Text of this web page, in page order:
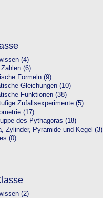
(4)
Zahlen (6)
Formeln (9)
Gleichungen (10)
Funktionen (38)
Zufallsexperimente (5)
(17)
des Pythagoras (18)
Zylinder, Pyramide und Kegel (3)
(0)
(2)